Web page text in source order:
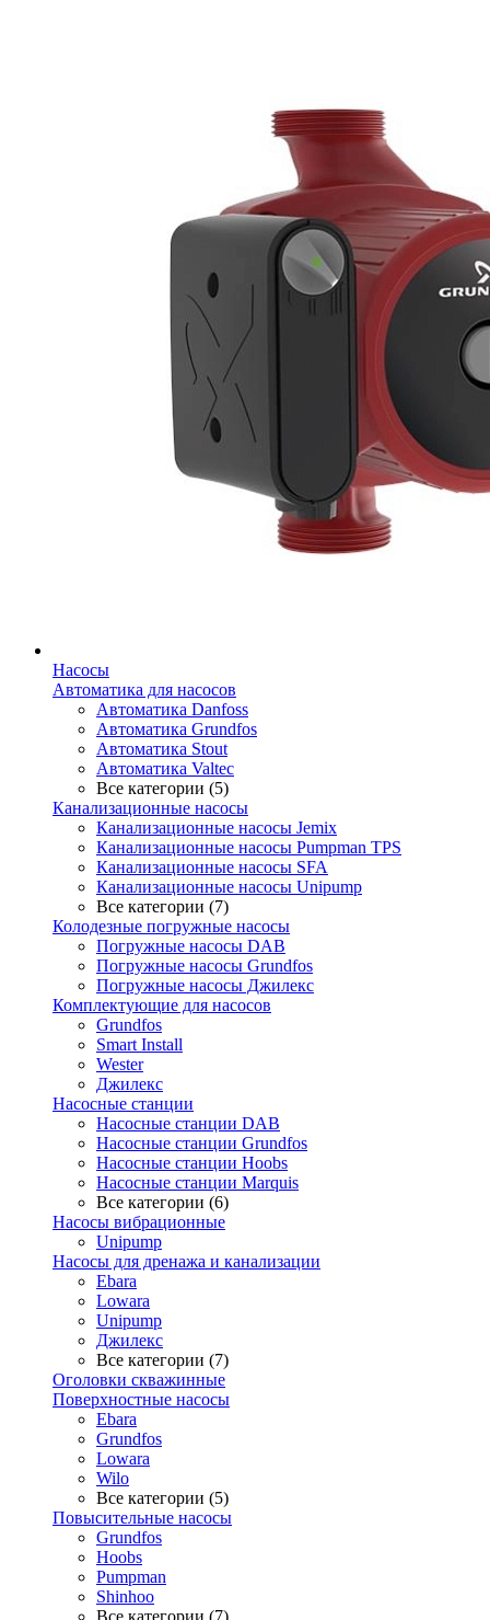
Насосы
Автоматика для насосов
Автоматика Danfoss
Автоматика Grundfos
Автоматика Stout
Автоматика Valtec
Все категории (5)
Канализационные насосы
Канализационные насосы Jemix
Канализационные насосы Pumpman TPS
Канализационные насосы SFA
Канализационные насосы Unipump
Все категории (7)
Колодезные погружные насосы
Погружные насосы DAB
Погружные насосы Grundfos
Погружные насосы Джилекс
Комплектующие для насосов
Grundfos
Smart Install
Wester
Джилекс
Насосные станции
Насосные станции DAB
Насосные станции Grundfos
Насосные станции Hoobs
Насосные станции Marquis
Все категории (6)
Насосы вибрационные
Unipump
Насосы для дренажа и канализации
Ebara
Lowara
Unipump
Джилекс
Все категории (7)
Оголовки скважинные
Поверхностные насосы
Ebara
Grundfos
Lowara
Wilo
Все категории (5)
Повысительные насосы
Grundfos
Hoobs
Pumpman
Shinhoo
Все категории (7)